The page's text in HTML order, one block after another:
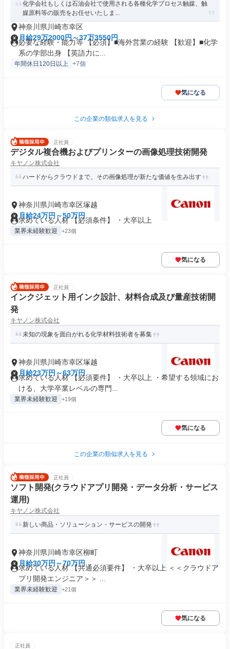
化学会社もしくは石油会社で使用される各種化学プロセス触媒、触
媒原料等の販売をお任せいたしま...
神奈川県川崎市幸区
月給29万2000円～37万3550円
必要な経験・能力等 【必須】■海外営業の経験 【歓迎】■化学
系の学部出身 【英語力に...
年間休日120日以上 +7個
気になる
この企業の類似求人を見る
正社員
デジタル複合機およびプリンターの画像処理技術開発
キヤノン株式会社
ハードからクラウドまで。その画像処理が新たな価値を生み出す
神奈川県川崎市幸区塚越
月給24万円～50万円
求めている人材 【必須条件】 ・大卒以上
業界未経験歓迎 +23個
気になる
正社員
インクジェット用インク設計、材料合成及び量産技術開
発
キヤノン株式会社
未知の現象を面白がれる化学材料技術者を募集
神奈川県川崎市幸区塚越
月給23万円～63万円
求めている人材 【必須要件】 ・大卒以上 ・希望する領域にお
ける、大学卒業レベルの専門...
業界未経験歓迎 +19個
気になる
この企業の類似求人を見る
正社員
ソフト開発(クラウドアプリ開発・データ分析・サービス
運用)
キヤノン株式会社
新しい商品・ソリューション・サービスの開発
神奈川県川崎市幸区柳町
月給30万円～70万円
求めている人材 【共通必須要件】 ・大卒以上 ＜＜クラウドア
プリ開発エンジニア＞＞ ...
業界未経験歓迎 +21個
気になる
正社員